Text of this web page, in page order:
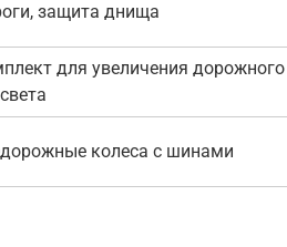
защита днища
для увеличения дорожного
колеса с шинами